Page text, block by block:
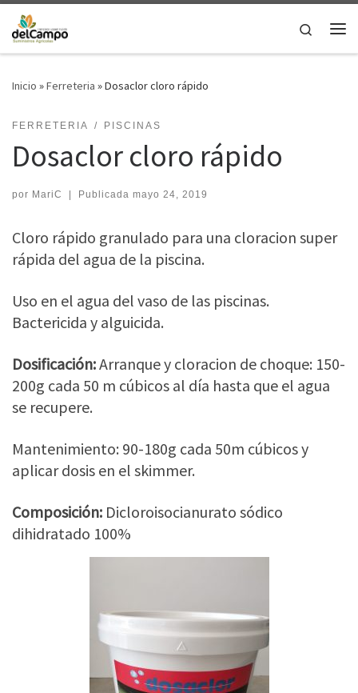
Saltar al contenido
Search
Inicio »Ferreteria »Dosaclor cloro rápido
FERRETERIA PISCINAS
Dosaclor cloro rápido
por MariC | Publicada mayo 24, 2019
Cloro rápido granulado para una cloracion super
rápida del agua de la piscina.
Uso en el agua del vaso de las piscinas.
Bactericida y alguicida.
Dosificación:Arranque y cloracion de choque: 150-
200g cada 50 m cúbicos al día hasta que el agua
se recupere.
Mantenimiento: 90-180g cada 50m cúbicos y
aplicar dosis en el skimmer.
Composición: Dicloroisocianurato sódico
dihidratado 100%